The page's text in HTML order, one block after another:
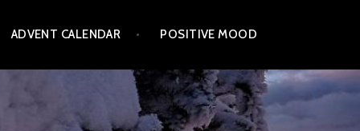
ADVENT CALENDAR POSITIVE MOOD